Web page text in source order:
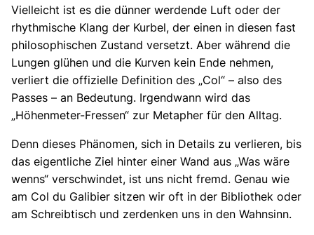
Vielleicht ist es die dünner werdende Luft oder der
rhythmische Klang der Kurbel, der einen in diesen fast
philosophischen Zustand versetzt. Aber während die
Lungen glühen und die Kurven kein Ende nehmen,
verliert die offizielle Definition des „Col“ – also des
Passes – an Bedeutung. Irgendwann wird das
„Höhenmeter-Fressen“ zur Metapher für den Alltag.
Denn dieses Phänomen, sich in Details zu verlieren, bis
das eigentliche Ziel hinter einer Wand aus „Was wäre
wenns“ verschwindet, ist uns nicht fremd. Genau wie
am Col du Galibier sitzen wir oft in der Bibliothek oder
am Schreibtisch und zerdenken uns in den Wahnsinn.